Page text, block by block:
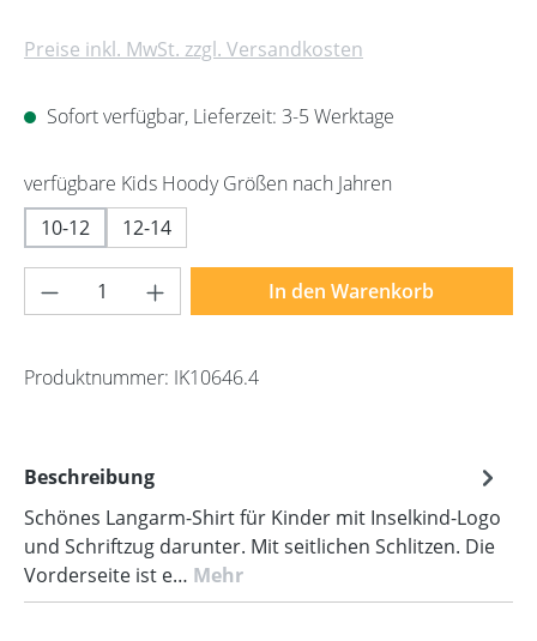
Preise inkl. MwSt. zzgl. Versandkosten
Sofort verfügbar, Lieferzeit: 3-5 Werktage
verfügbare Kids Hoody Größen nach Jahrenauswählen
10-12
12-14
Produkt Anzahl: Gib den gewünschten
In den Warenkorb
Produktnummer: IK10646.4
Beschreibung
Schönes Langarm-Shirt für Kinder mit Inselkind-Logo
und Schriftzug darunter. Mit seitlichen Schlitzen. Die
Vorderseite ist e… Mehr